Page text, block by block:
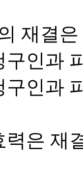
재결
구인과
구인과
은 재